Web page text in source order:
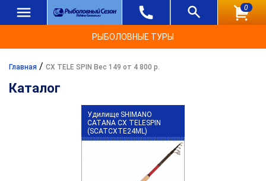
0
РЫБОЛОВНЫЕ ТУРЫ
Главная / CX TELE SPIN Вес 149 от 4 800 р.
Каталог
Удилище SHIMANO
CATANA CX TELESPIN
(SCATCXTE24ML)